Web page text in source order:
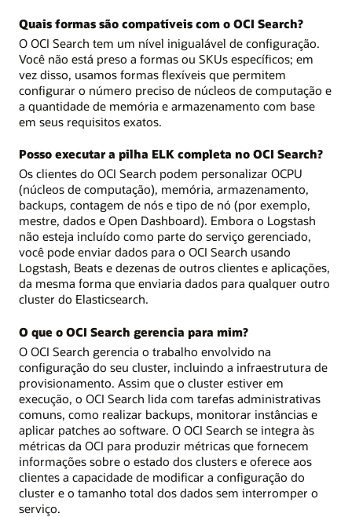
Quais formas são compatíveis com o OCI Search?
O OCI Search tem um nível inigualável de configuração.
Você não está preso a formas ou SKUs específicos; em
vez disso, usamos formas flexíveis que permitem
configurar o número preciso de núcleos de computação e
a quantidade de memória e armazenamento com base
em seus requisitos exatos.
Posso executar a pilha ELK completa no OCI Search?
Os clientes do OCI Search podem personalizar OCPU
(núcleos de computação), memória, armazenamento,
backups, contagem de nós e tipo de nó (por exemplo,
mestre, dados e Open Dashboard). Embora o Logstash
não esteja incluído como parte do serviço gerenciado,
você pode enviar dados para o OCI Search usando
Logstash, Beats e dezenas de outros clientes e aplicações,
da mesma forma que enviaria dados para qualquer outro
cluster do Elasticsearch.
O que o OCI Search gerencia para mim?
O OCI Search gerencia o trabalho envolvido na
configuração do seu cluster, incluindo a infraestrutura de
provisionamento. Assim que o cluster estiver em
execução, o OCI Search lida com tarefas administrativas
comuns, como realizar backups, monitorar instâncias e
aplicar patches ao software. O OCI Search se integra às
métricas da OCI para produzir métricas que fornecem
informações sobre o estado dos clusters e oferece aos
clientes a capacidade de modificar a configuração do
cluster e o tamanho total dos dados sem interromper o
serviço.